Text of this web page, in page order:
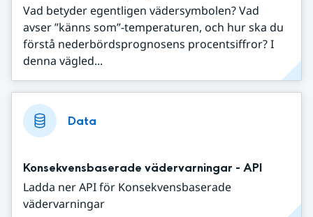
Vad betyder egentligen vädersymbolen? Vad
avser ”känns som”-temperaturen, och hur ska du
förstå nederbördsprognosens procentsiffror? I
denna vägled...
Data
Konsekvensbaserade vädervarningar - API
Ladda ner API för Konsekvensbaserade
vädervarningar